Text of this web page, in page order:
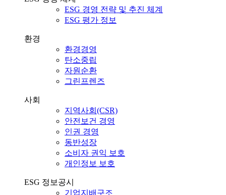
ESG 경영 전략 및 추진 체계
ESG 평가 정보
환경
환경경영
탄소중립
자원순환
그린프렌즈
사회
지역사회(CSR)
안전보건 경영
인권 경영
동반성장
소비자 권익 보호
개인정보 보호
ESG 정보공시
기업지배구조